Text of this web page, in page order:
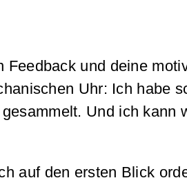
und deine
Uhr: Ich habe
Und ich
auf den ersten Blick